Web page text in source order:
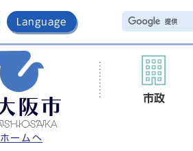
Language
ホームへ
市政